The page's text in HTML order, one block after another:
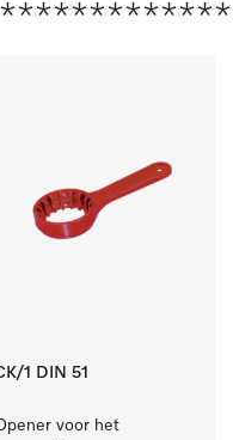
1 DIN 51
voor het